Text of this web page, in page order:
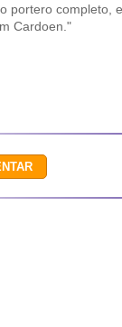
portero completo,
Cardoen."